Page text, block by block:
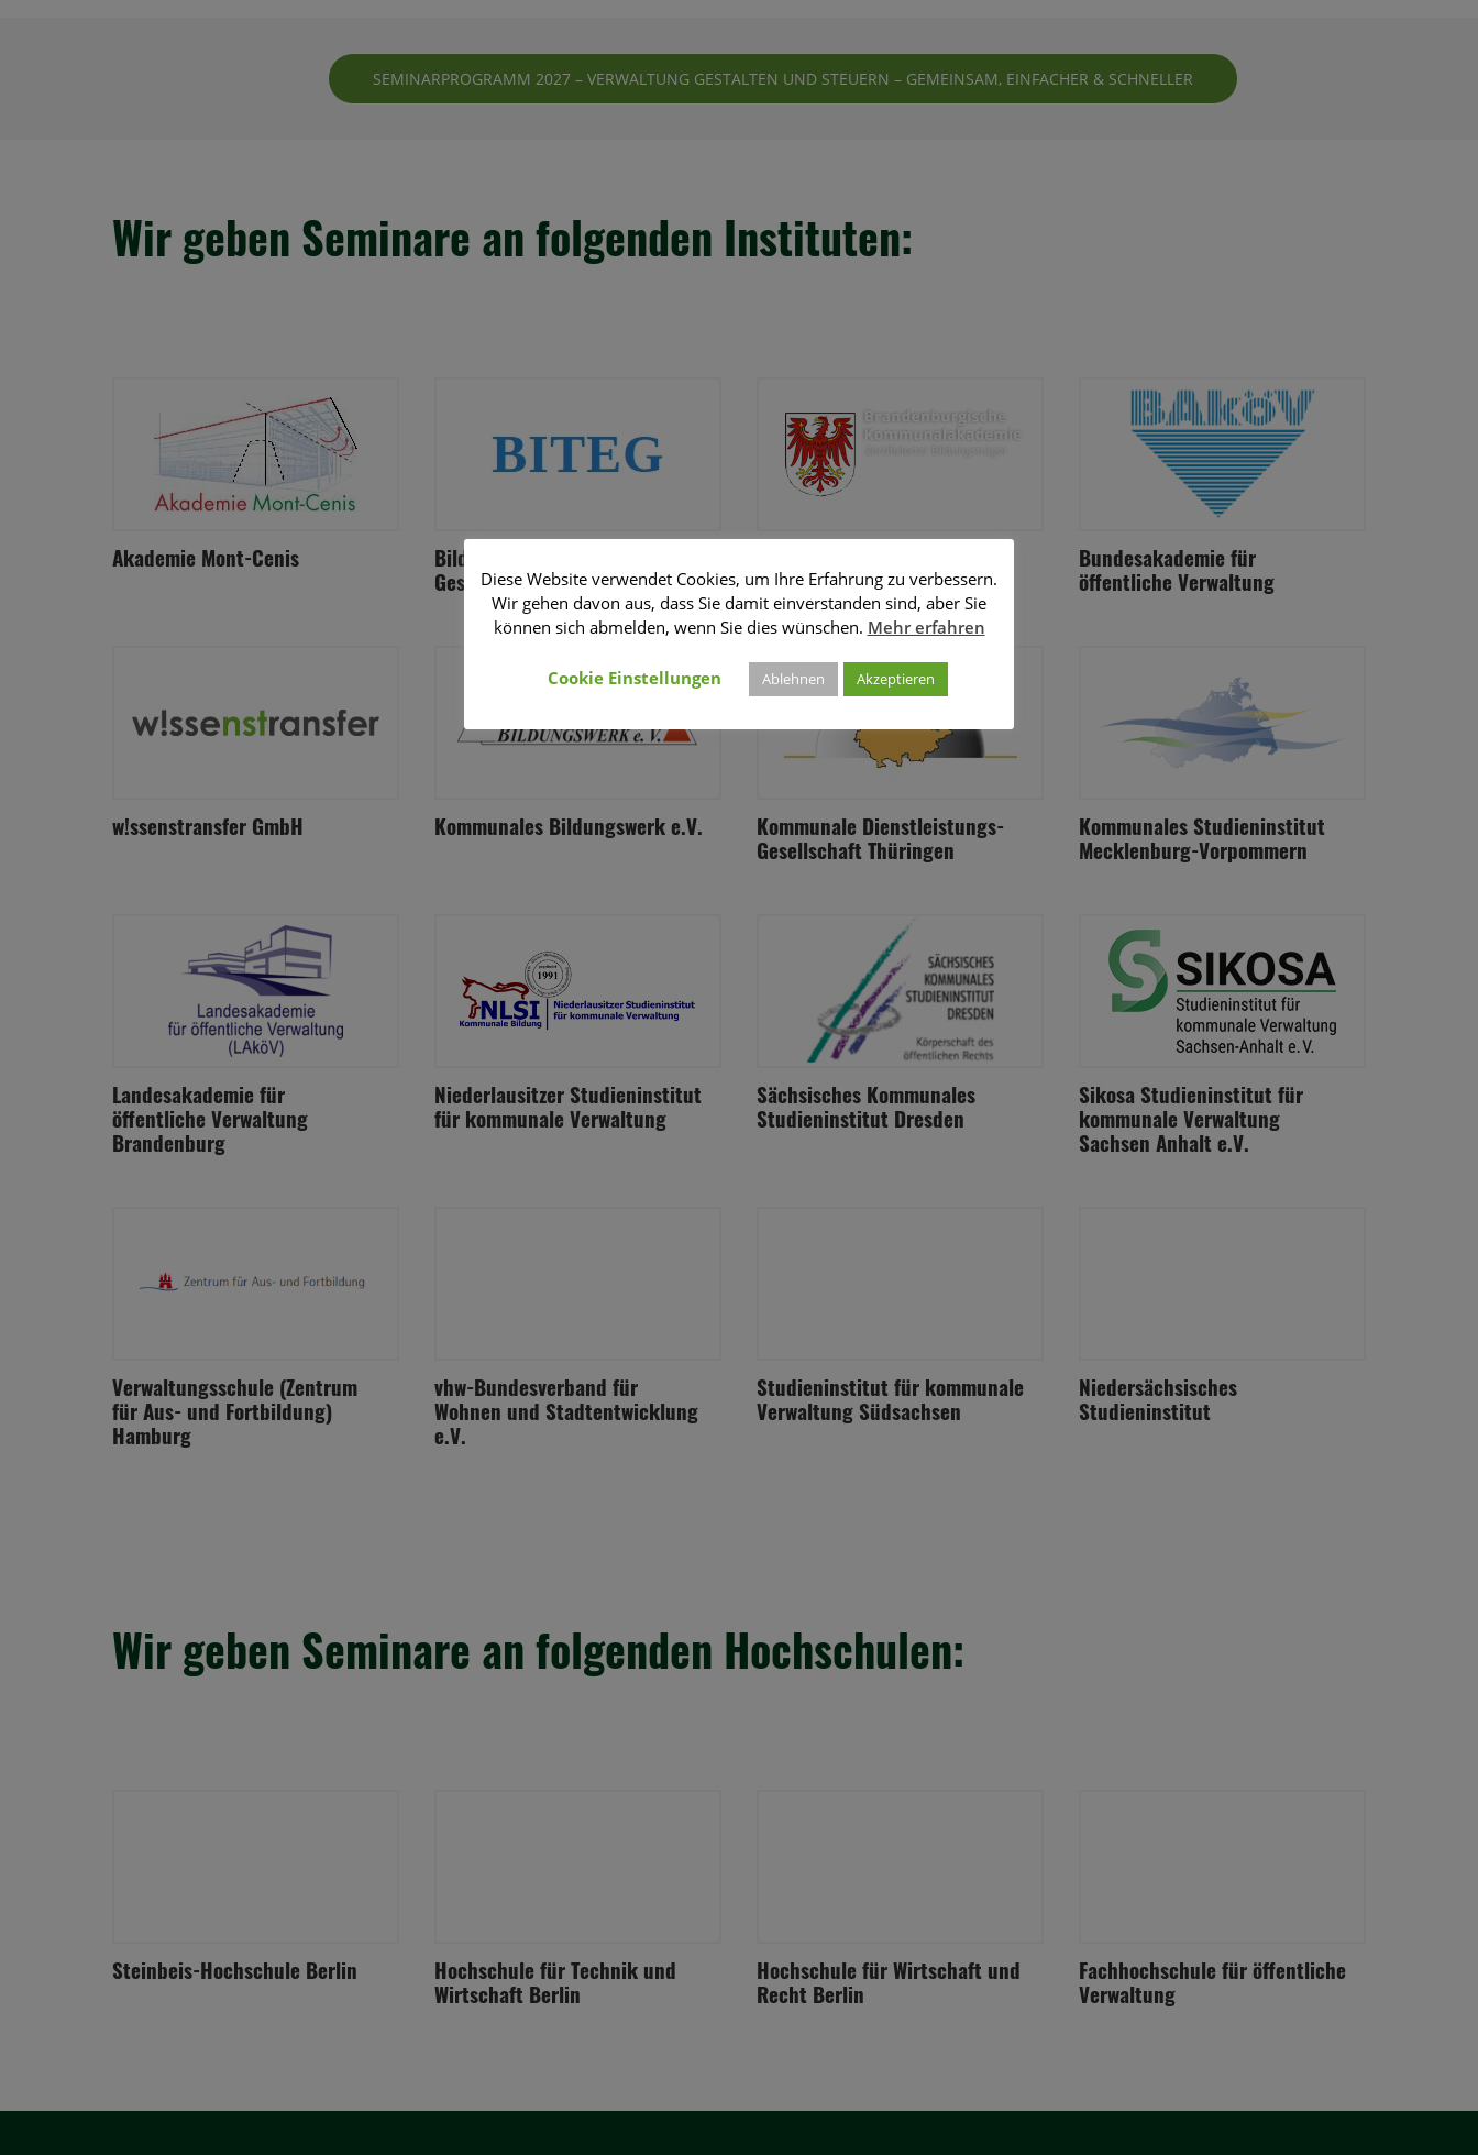
SEMINARPROGRAMM 2027 – VERWALTUNG GESTALTEN UND STEUERN – GEMEINSAM, EINFACHER & SCHNELLER
Wir geben Seminare an folgenden Instituten:
Akademie Mont-Cenis Bildungs- & Technologie-
Gesellschaft mbH Kommunalakademie
Bundesakademie für
öffentliche Verwaltung
w!ssenstransfer GmbH Kommunales Bildungswerk e.V. Kommunale Dienstleistungs-
Gesellschaft Thüringen
Kommunales Studieninstitut
Mecklenburg-Vorpommern
Landesakademie für
öffentliche Verwaltung
Brandenburg
Niederlausitzer Studieninstitut
für kommunale Verwaltung
Sächsisches Kommunales
Studieninstitut Dresden
Sikosa Studieninstitut für
kommunale Verwaltung
Sachsen Anhalt e.V.
Verwaltungsschule (Zentrum
für Aus- und Fortbildung)
Hamburg
vhw-Bundesverband für
Wohnen und Stadtentwicklung
e.V.
Studieninstitut für kommunale
Verwaltung Südsachsen
Niedersächsisches
Studieninstitut
Wir geben Seminare an folgenden Hochschulen:
Steinbeis-Hochschule Berlin Hochschule für Technik und
Wirtschaft Berlin
Hochschule für Wirtschaft und
Recht Berlin
Fachhochschule für öffentliche
Verwaltung
Diese Website verwendet Cookies, um Ihre Erfahrung zu verbessern.
Wir gehen davon aus, dass Sie damit einverstanden sind, aber Sie
können sich abmelden, wenn Sie dies wünschen. Mehr erfahren
Cookie Einstellungen Ablehnen Akzeptieren